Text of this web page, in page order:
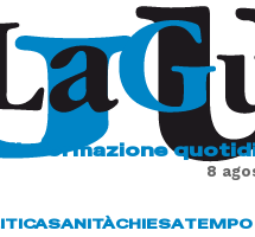
L'informazione
8
SANITÀCHIESATEMPO